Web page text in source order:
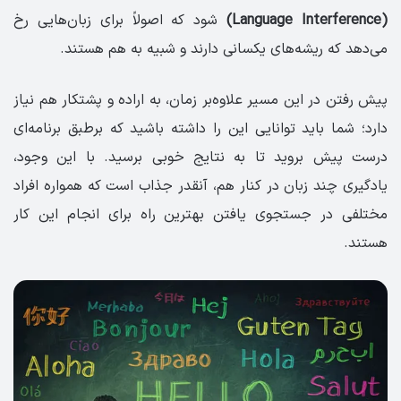
(Language Interference)
شود که اصولاً برای زبان‌هایی رخ
می‌دهد که ریشه‌های یکسانی دارند و شبیه به هم هستند.
پیش رفتن در این مسیر علاوه‌بر زمان، به اراده و پشتکار هم نیاز
دارد؛ شما باید توانایی این را داشته باشید که برطبق برنامه‌ای
درست پیش بروید تا به نتایج خوبی برسید. با این وجود،
یادگیری چند زبان در کنار هم، آنقدر جذاب است که همواره افراد
مختلفی در جستجوی یافتن بهترین راه برای انجام این کار
هستند.